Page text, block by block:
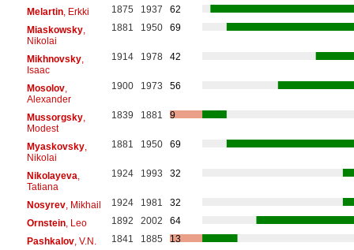
Melartin, Erkki 1875 1937
62
Miaskowsky,
Nikolai
1881 1950 69
Mikhnovsky,
Isaac
1914 1978 42
Mosolov,
Alexander
1900 1973 56
Mussorgsky,
Modest
1839 1881 9
Myaskovsky,
Nikolai
1881 1950 69
Nikolayeva
Tatiana
1924 1993 32
Nosyrev, Mikhail 1924 1981
32
Ornstein, Leo 1892 2002
64
Pashkalov, V.N. 1841 1885
13